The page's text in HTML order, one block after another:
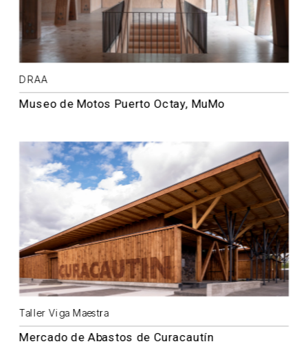
DRAA
Museo de Motos Puerto Octay, MuMo
Taller Viga Maestra
Mercado de Abastos de Curacautín